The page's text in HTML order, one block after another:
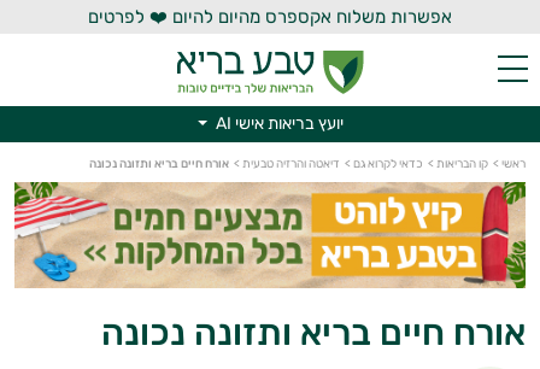
אפשרות משלוח אקספרס מהיום להיום ❤️ לפרטים
יועץ בריאות אישי AI
ראשי > קו הבריאות > כדאי לקרוא גם > דיאטה והרזיה טבעית > אורח חיים בריא ותזונה נכונה
אורח חיים בריא ותזונה נכונה
יועץ בריאות אישי AI